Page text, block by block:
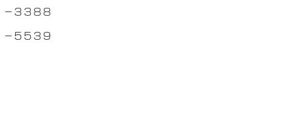
３３８８
５５３９